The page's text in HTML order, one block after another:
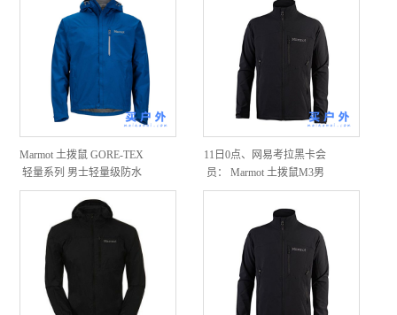
Marmot 土拨鼠 GORE-TEX
轻量系列 男士轻量级防水
夹克
11日0点、网易考拉黑卡会
员： Marmot 土拨鼠M3男
款软壳外套